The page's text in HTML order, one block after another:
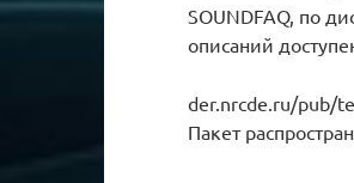
SOUNDFAQ, по
описаний
der.nrcde.ru/pub/
Пакет